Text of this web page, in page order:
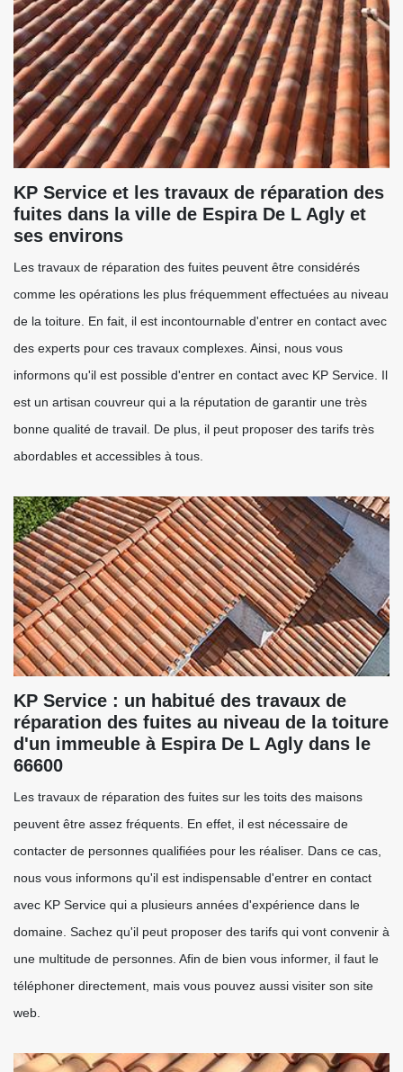
KP Service et les travaux de réparation des
fuites dans la ville de Espira De L Agly et
ses environs
Les travaux de réparation des fuites peuvent être considérés
comme les opérations les plus fréquemment effectuées au niveau
de la toiture. En fait, il est incontournable d'entrer en contact avec
des experts pour ces travaux complexes. Ainsi, nous vous
informons qu'il est possible d'entrer en contact avec KP Service. Il
est un artisan couvreur qui a la réputation de garantir une très
bonne qualité de travail. De plus, il peut proposer des tarifs très
abordables et accessibles à tous.
KP Service : un habitué des travaux de
réparation des fuites au niveau de la toiture
d'un immeuble à Espira De L Agly dans le
66600
Les travaux de réparation des fuites sur les toits des maisons
peuvent être assez fréquents. En effet, il est nécessaire de
contacter de personnes qualifiées pour les réaliser. Dans ce cas,
nous vous informons qu'il est indispensable d'entrer en contact
avec KP Service qui a plusieurs années d'expérience dans le
domaine. Sachez qu'il peut proposer des tarifs qui vont convenir à
une multitude de personnes. Afin de bien vous informer, il faut le
téléphoner directement, mais vous pouvez aussi visiter son site
web.